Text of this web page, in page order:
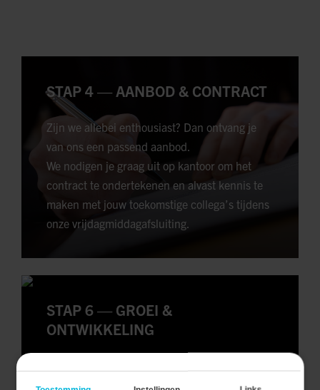
STAP 4 — AANBOD & CONTRACT
Zijn we allebei enthousiast? Dan ontvang je
van ons een passend aanbod.
We nodigen je graag uit op kantoor om het
contract te ondertekenen en alvast kennis te
maken met jouw toekomstige collega’s tijdens
onze vrijdagmiddagafsluiting.
STAP 6 — GROEI &
ONTWIKKELING
jouw ontwikkeling.